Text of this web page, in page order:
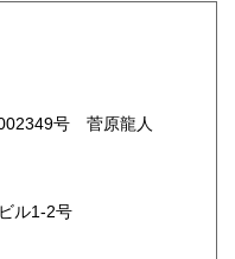
根県 300円
号 菅原龍人
ル1-2号